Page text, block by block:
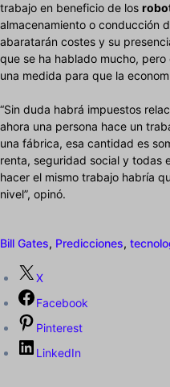
trabajo en beneficio de los
almacenamiento o conducción
abaratarán costes y su
que se ha hablado mucho,
una medida para que la
“Sin duda habrá impuestos
ahora una persona hace un
una fábrica, esa cantidad es
renta, seguridad social y todas
hacer el mismo trabajo habría
nivel”, opinó.
Bill Gates, Predicciones,
X
Facebook
Pinterest
LinkedIn